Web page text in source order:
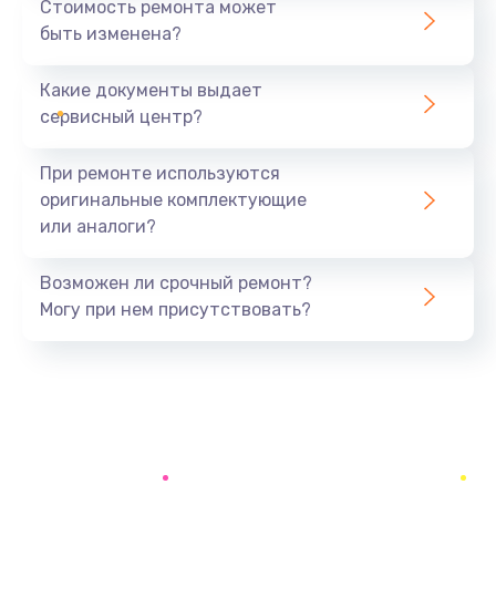
Диагностика и ремонт платы управления
Ремонт или замена кофемолки
Заказать
Стоимость ремонта может
быть изменена?
Какие документы выдает
сервисный центр?
При ремонте используются
оригинальные комплектующие
или аналоги?
Возможен ли срочный ремонт?
Могу при нем присутствовать?